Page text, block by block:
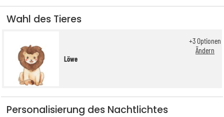
Wahl des Tieres
Löwe
+3Optionen
Ändern
Personalisierung des Nachtlichtes